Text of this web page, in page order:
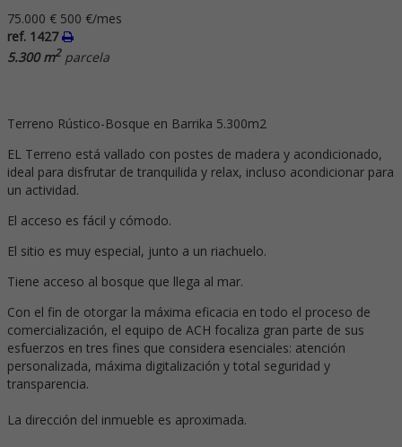
75.000 € 500 €/mes
ref. 1427
5.300 m2 parcela
Terreno Rústico-Bosque en Barrika 5.300m2
EL Terreno está vallado con postes de madera y acondicionado,
ideal para disfrutar de tranquilida y relax, incluso acondicionar para
un actividad.
El acceso es fácil y cómodo.
El sitio es muy especial, junto a un riachuelo.
Tiene acceso al bosque que llega al mar.
Con el fin de otorgar la máxima eficacia en todo el proceso de
comercialización, el equipo de ACH focaliza gran parte de sus
esfuerzos en tres fines que considera esenciales: atención
personalizada, máxima digitalización y total seguridad y
transparencia.
La dirección del inmueble es aproximada.